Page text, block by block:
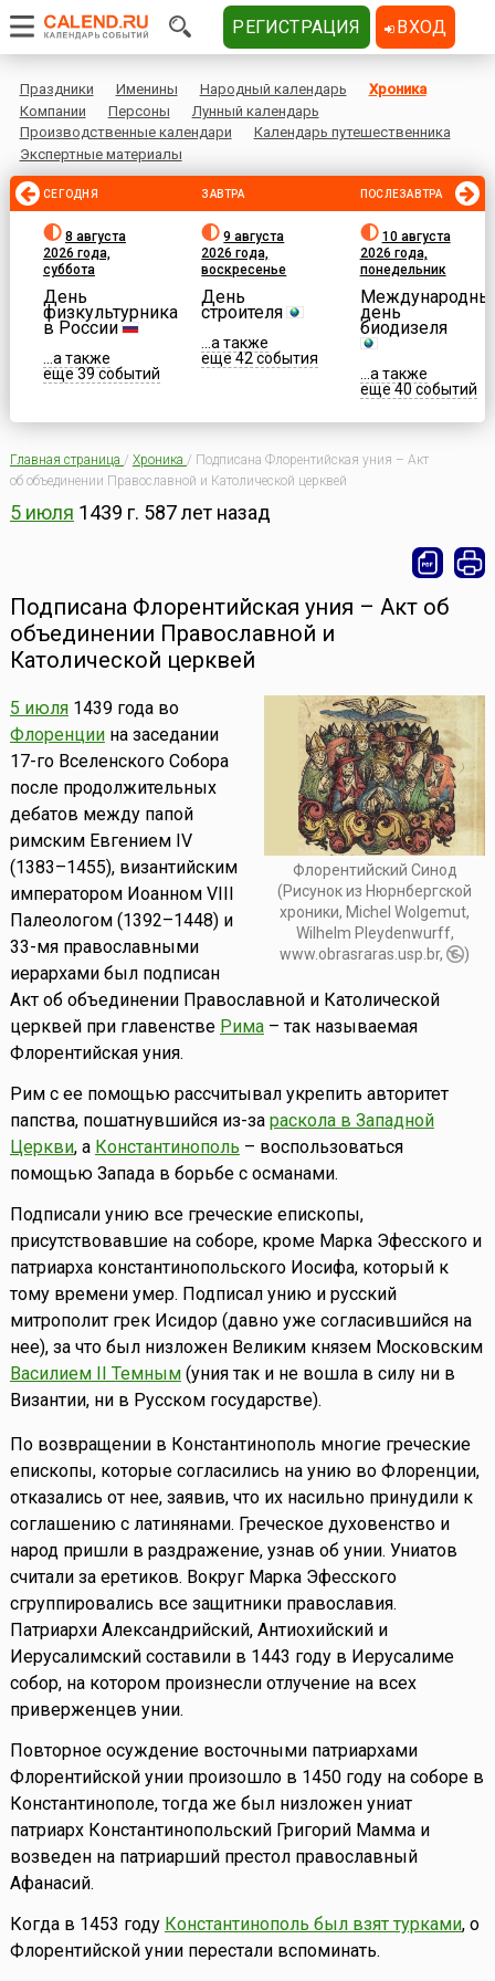
Праздники Именины Народный календарь
Хроника
Компании
Персоны
Лунный календарь
Производственные календари
Календарь путешественника
Экспертные материалы
СЕГОДНЯ
8 августа
2026 года,
суббота
День
физкультурника
в России
...а также
еще 39 событий
ЗАВТРА
9 августа
2026 года,
воскресенье
День
строителя
...а также
еще 42 события
ПОСЛЕЗАВТРА
10 августа
2026 года,
понедельник
день
биодизеля
...а также
еще 40 событий
Главная страница / Хроника / Подписана Флорентийская уния – Акт
об объединении Православной и Католической церквей
5 июля 1439 г. 587 лет назад
Подписана Флорентийская уния – Акт об
объединении Православной и
Католической церквей
Флорентийский Синод
(Рисунок из Нюрнбергской
хроники, Michel Wolgemut,
Wilhelm Pleydenwurff,
www.obrasraras.usp.br,
)
5 июля1439 года во
Флоренциина заседании
17-го Вселенского Собора
после продолжительных
дебатов между папой
римским Евгением IV
(1383–1455), византийским
императором Иоанном VIII
Палеологом (1392–1448) и
33-мя православными
иерархами был подписан
Акт об объединении Православной и Католической
церквей при главенстве Рима– так называемая
Флорентийская уния.
Рим с ее помощью рассчитывал укрепить авторитет
папства, пошатнувшийся из-за раскола в Западной
Церкви, а Константинополь – воспользоваться
помощью Запада в борьбе с османами.
Подписали унию все греческие епископы,
присутствовавшие на соборе, кроме Марка Эфесского и
патриарха константинопольского Иосифа, который к
тому времени умер. Подписал унию и русский
митрополит грек Исидор (давно уже согласившийся на
нее), за что был низложен Великим князем Московским
Василием II Темным(уния так и не вошла в силу ни в
Византии, ни в Русском государстве).
По возвращении в Константинополь многие греческие
епископы, которые согласились на унию во Флоренции,
отказались от нее, заявив, что их насильно принудили к
соглашению с латинянами. Греческое духовенство и
народ пришли в раздражение, узнав об унии. Униатов
считали за еретиков. Вокруг Марка Эфесского
сгруппировались все защитники православия.
Патриархи Александрийский, Антиохийский и
Иерусалимский составили в 1443 году в Иерусалиме
собор, на котором произнесли отлучение на всех
приверженцев унии.
Повторное осуждение восточными патриархами
Флорентийской унии произошло в 1450 году на соборе в
Константинополе, тогда же был низложен униат
патриарх Константинопольский Григорий Мамма и
возведен на патриарший престол православный
Афанасий.
Когда в 1453 году Константинополь был взят турками, о
Флорентийской унии перестали вспоминать.
РЕГИСТРАЦИЯ ВХОД